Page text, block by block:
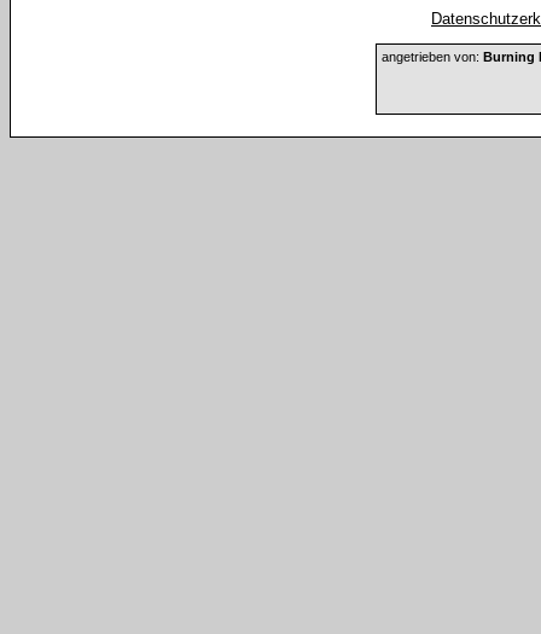
angetrieben von: Burning